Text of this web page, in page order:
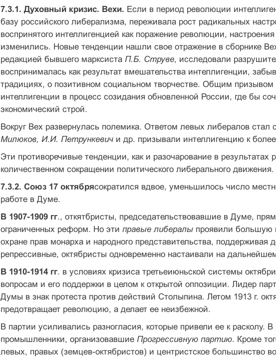
7.3.1. Духовный кризис. Вехи. Если в период революции
базу российского либерализма, переживала рост радикальных
воспринятого интеллигенцией как поражение революции,
изменились. Новые тенденции нашли свое отражение в сборнике
редакцией бывшего марксиста П.Б. Струве, исследовали
воспринималась как результат вмешательства интеллигенции,
традициях, о позитивном социальном творчестве. Общим призывом
интеллигенции в процесс созидания обновленной России, где бы
экономический строй.
Вокруг Вех развернулась полемика. Ответом левых либералов стал
Милюков, И.И. Петрункевичи др. призывали интеллигенцию к
Эти противоречивые тенденции, как и разочарование в результатах
количественном сокращении политического либерального движения.
7.3.2. Союз 17 октябрясократился вдвое, уменьшилось число
работе в Думе.
В 1907-1909 гг., откятбристы, председательствовавшие в Думе,
ограниченных реформ. Но эти правые либералыпроявили большую
охране прав монарха и народного представительства,
репрессивные, октябристы одновременно настаивали на
В 1910-1914 гг. в условиях кризиса третьеиюньской системы
вопросам и его поддержки в целом к открытой оппозиции. Лидер
Думы в знак протеста против действий Столыпина. Летом 1913 г.
предотвращает революцию, а делает ее неизбежной.
В партии усиливались разногласия, которые привели ее к расколу.
промышленники, организовавшие Прогрессивную партию. Кроме
левых, правых (земцев-октябристов) и центристское большинство